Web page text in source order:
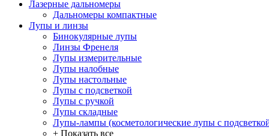
Лазерные дальномеры
Дальномеры компактные
Лупы и линзы
Бинокулярные лупы
Линзы Френеля
Лупы измерительные
Лупы налобные
Лупы настольные
Лупы с подсветкой
Лупы с ручкой
Лупы складные
Лупы-лампы (косметологические лупы с
+ Показать все